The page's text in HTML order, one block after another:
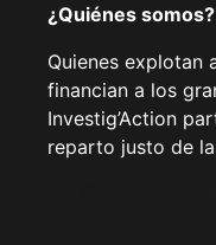
¿Quiénes somos?
Quienes explotan
financian a los
Investig’Action
reparto justo de